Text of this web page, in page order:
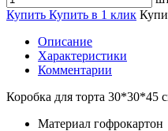
Купить Купить в 1 клик
Описание
Характеристики
Комментарии
Коробка для торта 30*30*45
Материал гофрокартон